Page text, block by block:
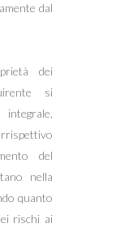
dal
dei
si
del
nella
quanto
rischi ai